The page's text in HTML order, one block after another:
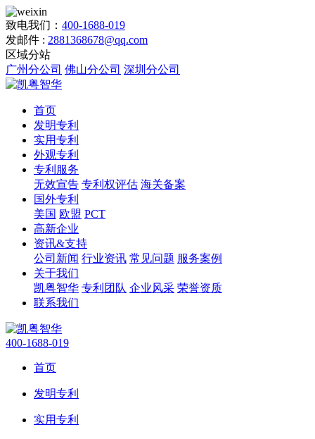
致电我们： 400-1688-019
发邮件 : 2881368678@qq.com
区域分站
广州分公司 佛山分公司 深圳分公司
首页
发明专利
实用专利
外观专利
专利服务
无效宣告 专利权评估 海关备案
国外专利
美国 欧盟 PCT
高新企业
资讯&支持
公司新闻 行业资讯 常见问题 服务案例
关于我们
凯粤智华 专利团队 企业风采 荣誉资质
联系我们
400-1688-019
首页
发明专利
实用专利